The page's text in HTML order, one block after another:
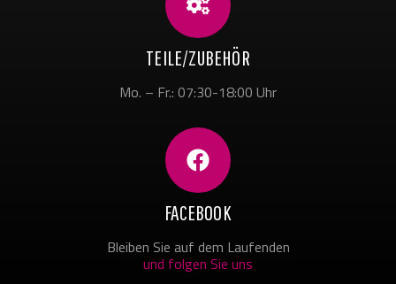
TEILE/ZUBEHÖR
Mo. – Fr.: 07:30-18:00 Uhr
FACEBOOK
Bleiben Sie auf dem Laufenden
und folgen Sie uns